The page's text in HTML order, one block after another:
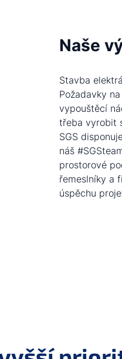
Naše
Stavba
Požadavky
vypouštěcí
třeba vyrobit
SGS
náš
prostorové
řemeslníky a
úspěchu